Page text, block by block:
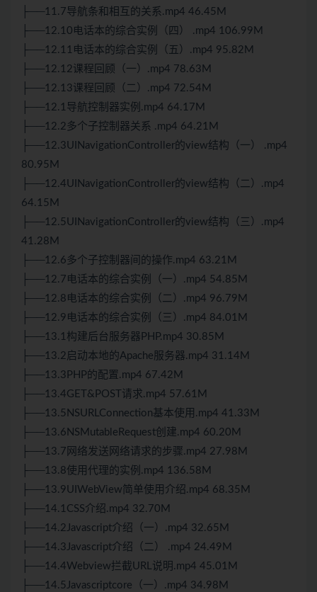
├──11.7导航条和相互的关系.mp4 46.45M
├──12.10电话本的综合实例（四） .mp4 106.99M
├──12.11电话本的综合实例（五）.mp4 95.82M
├──12.12课程回顾（一）.mp4 78.63M
├──12.13课程回顾（二）.mp4 72.54M
├──12.1导航控制器实例.mp4 64.17M
├──12.2多个子控制器关系 .mp4 64.21M
├──12.3UINavigationController的view结构（一） .mp4
80.95M
├──12.4UINavigationController的view结构（二）.mp4
64.15M
├──12.5UINavigationController的view结构（三）.mp4
41.28M
├──12.6多个子控制器间的操作.mp4 63.21M
├──12.7电话本的综合实例（一）.mp4 54.85M
├──12.8电话本的综合实例（二）.mp4 96.79M
├──12.9电话本的综合实例（三）.mp4 84.01M
├──13.1构建后台服务器PHP.mp4 30.85M
├──13.2启动本地的Apache服务器.mp4 31.14M
├──13.3PHP的配置.mp4 67.42M
├──13.4GET&POST请求.mp4 57.61M
├──13.5NSURLConnection基本使用.mp4 41.33M
├──13.6NSMutableRequest创建.mp4 60.20M
├──13.7网络发送网络请求的步骤.mp4 27.98M
├──13.8使用代理的实例.mp4 136.58M
├──13.9UIWebView简单使用介绍.mp4 68.35M
├──14.1CSS介绍.mp4 32.70M
├──14.2Javascript介绍（一）.mp4 32.65M
├──14.3Javascript介绍（二） .mp4 24.49M
├──14.4Webview拦截URL说明.mp4 45.01M
├──14.5Javascriptcore（一）.mp4 34.98M